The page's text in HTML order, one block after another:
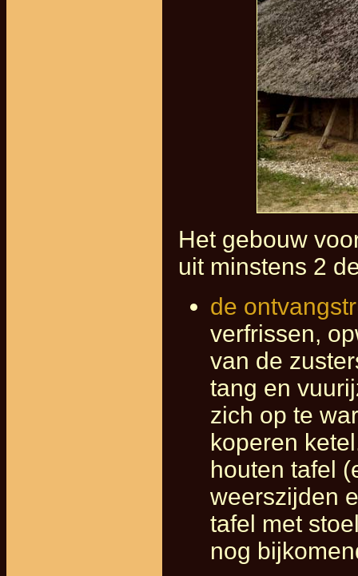
Het gebouw
uit minstens 2
de
verfrissen,
van de
tang en
zich op te
koperen
houten tafel
weerszijden
tafel met
nog